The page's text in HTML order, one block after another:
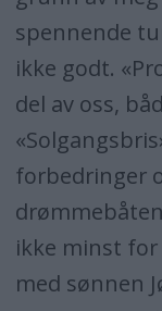
spennende
ikke godt.
del av oss,
forbedringer
ikke minst
med sønnen